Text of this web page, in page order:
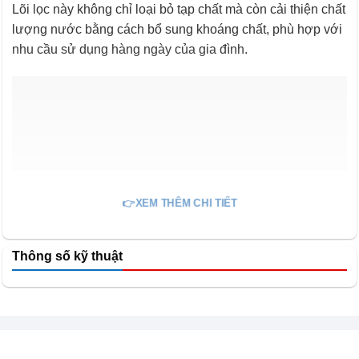
Lõi lọc này không chỉ loại bỏ tạp chất mà còn cải thiện chất
lượng nước bằng cách bổ sung khoáng chất, phù hợp với
nhu cầu sử dụng hàng ngày của gia đình.
👉XEM THÊM CHI TIẾT
Thông số kỹ thuật